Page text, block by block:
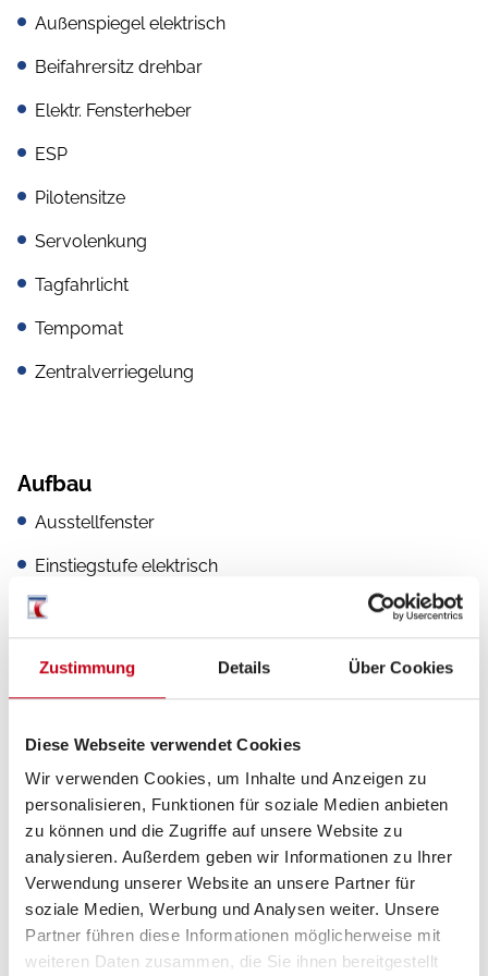
Zustimmung Details Über Cookies
Diese Webseite verwendet Cookies
Wir verwenden Cookies, um Inhalte und Anzeigen zu
personalisieren, Funktionen für soziale Medien anbieten
zu können und die Zugriffe auf unsere Website zu
analysieren. Außerdem geben wir Informationen zu Ihrer
Verwendung unserer Website an unsere Partner für
soziale Medien, Werbung und Analysen weiter. Unsere
Partner führen diese Informationen möglicherweise mit
weiteren Daten zusammen, die Sie ihnen bereitgestellt
Außenspiegel elektrisch
Beifahrersitz drehbar
Elektr. Fensterheber
ESP
Pilotensitze
Servolenkung
Tagfahrlicht
Tempomat
Zentralverriegelung
Aufbau
Ausstellfenster
Einstiegstufe elektrisch
Markise
Verdunkelungs- und Fliegenschutzrollos
Fahrradträger für 2 Räder
Inneneinrichtung
Ambiente-Beleuchtung
Fahrerhaus-Verdunklungssystem
Fahrerhaussitze drehbar